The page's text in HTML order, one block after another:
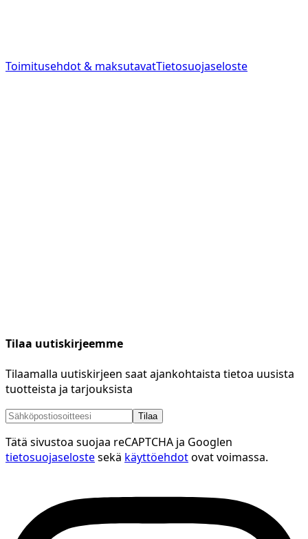
Toimitusehdot & maksutavatTietosuojaseloste
Tilaa uutiskirjeemme
Tilaamalla uutiskirjeen saat ajankohtaista tietoa uusista
tuotteista ja tarjouksista
Tilaa
Tätä sivustoa suojaa reCAPTCHA ja Googlen
tietosuojaselostesekä käyttöehdotovat voimassa.